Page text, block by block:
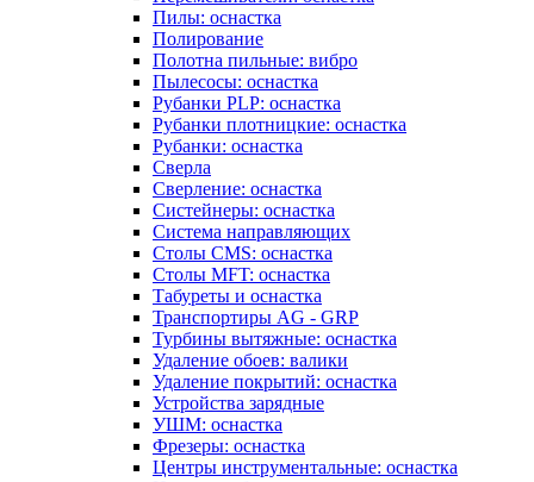
Пилы: оснастка
Полирование
Полотна пильные: вибро
Пылесосы: оснастка
Рубанки PLP: оснастка
Рубанки плотницкие: оснастка
Рубанки: оснастка
Сверла
Сверление: оснастка
Систейнеры: оснастка
Система направляющих
Столы CMS: оснастка
Столы MFT: оснастка
Табуреты и оснастка
Транспортиры AG - GRP
Турбины вытяжные: оснастка
Удаление обоев: валики
Удаление покрытий: оснастка
Устройства зарядные
УШМ: оснастка
Фрезеры: оснастка
Центры инструментальные: оснастка